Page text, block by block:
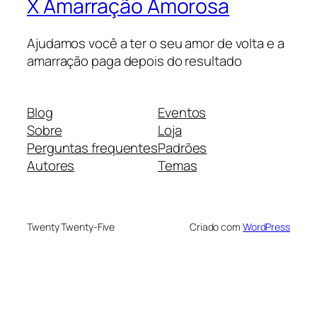
X Amarração Amorosa
Ajudamos você a ter o seu amor de volta e a
amarração paga depois do resultado
Blog
Sobre
Perguntas frequentes
Autores
Eventos
Loja
Padrões
Temas
Twenty Twenty-Five Criado com WordPress